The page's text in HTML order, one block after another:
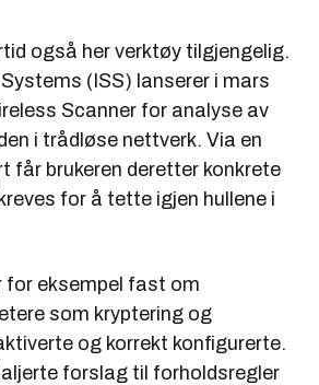
også her verktøy tilgjengelig.
(ISS) lanserer i mars
Scanner for analyse av
i trådløse nettverk. Via en
får brukeren deretter konkrete
for å tette igjen hullene i
for eksempel fast om
som kryptering og
og korrekt konfigurerte.
forslag til forholdsregler